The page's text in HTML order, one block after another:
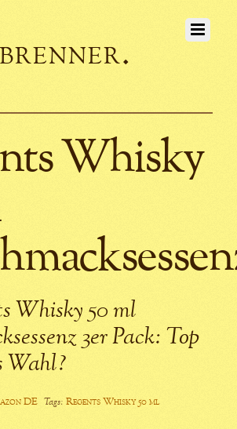
Whisky
Whisky 50 ml
3er Pack: Top
Wahl?
DE Tags: Regents Whisky 50 ml